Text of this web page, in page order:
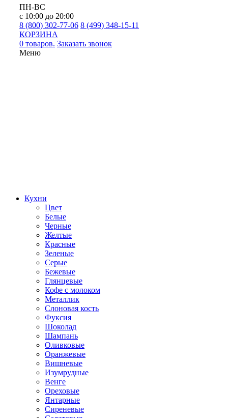
ПН-ВС
с 10:00 до 20:00
8 (800) 302-77-06 8 (499) 348-15-11
КОРЗИНА
0 товаров. Заказать звонок
Меню
Кухни
Цвет
Белые
Черные
Желтые
Красные
Зеленые
Серые
Бежевые
Глянцевые
Кофе с молоком
Металлик
Слоновая кость
Фуксия
Шоколад
Шампань
Оливковые
Оранжевые
Вишневые
Изумрудные
Венге
Ореховые
Янтарные
Сиреневые